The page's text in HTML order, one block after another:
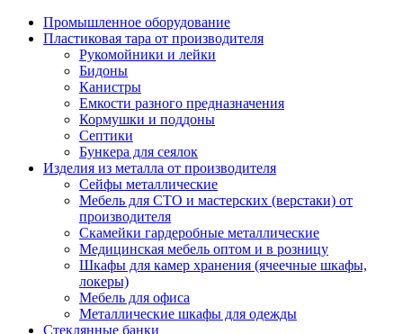
Промышленное оборудование
Пластиковая тара от производителя
Рукомойники и лейки
Бидоны
Канистры
Емкости разного предназначения
Кормушки и поддоны
Септики
Бункера для сеялок
Изделия из металла от производителя
Сейфы металлические
Мебель для СТО и мастерских (верстаки) от
производителя
Скамейки гардеробные металлические
Медицинская мебель оптом и в розницу
Шкафы для камер хранения (ячеечные шкафы,
локеры)
Мебель для офиса
Металлические шкафы для одежды
Стеклянные банки